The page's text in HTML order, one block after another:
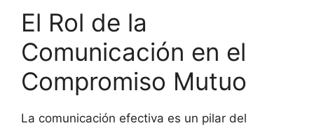
El Rol de la
Comunicación en el
Compromiso Mutuo
La comunicación efectiva es un pilar del